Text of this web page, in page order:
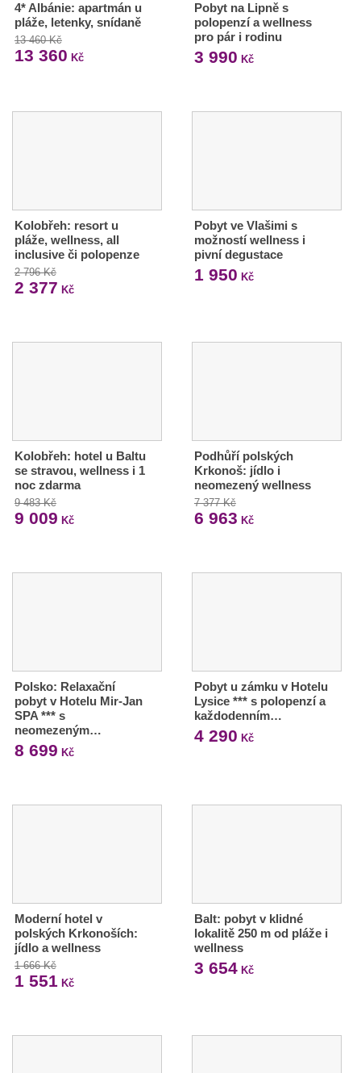
4* Albánie: apartmán u
pláže, letenky, snídaně
13 460 Kč
13 360 Kč
Pobyt na Lipně s
polopenzí a wellness
pro pár i rodinu
3 990 Kč
Kolobřeh: resort u
pláže, wellness, all
inclusive či polopenze
2 796 Kč
2 377 Kč
Pobyt ve Vlašimi s
možností wellness i
pivní degustace
1 950 Kč
Kolobřeh: hotel u Baltu
se stravou, wellness i 1
noc zdarma
9 483 Kč
9 009 Kč
Podhůří polských
Krkonoš: jídlo i
neomezený wellness
7 377 Kč
6 963 Kč
Polsko: Relaxační
pobyt v Hotelu Mir-Jan
SPA *** s
neomezeným…
8 699 Kč
Pobyt u zámku v Hotelu
Lysice *** s polopenzí a
každodenním…
4 290 Kč
Moderní hotel v
polských Krkonoších:
jídlo a wellness
1 666 Kč
1 551 Kč
Balt: pobyt v klidné
lokalitě 250 m od pláže i
wellness
3 654Kč